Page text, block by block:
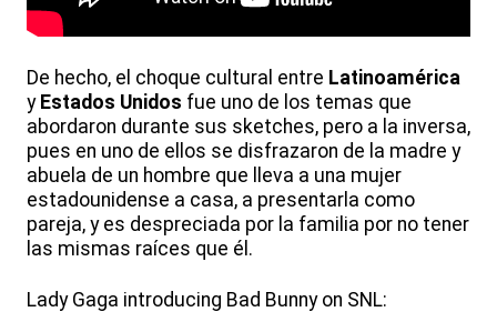
De hecho, el choque cultural entre Latinoamérica
y Estados Unidos fue uno de los temas que
abordaron durante sus sketches, pero a la inversa,
pues en uno de ellos se disfrazaron de la madre y
abuela de un hombre que lleva a una mujer
estadounidense a casa, a presentarla como
pareja, y es despreciada por la familia por no tener
las mismas raíces que él.
Lady Gaga introducing Bad Bunny on SNL: